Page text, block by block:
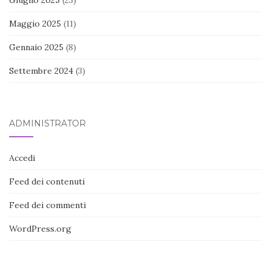
Maggio 2025 (11)
Gennaio 2025 (8)
Settembre 2024 (3)
ADMINISTRATOR
Accedi
Feed dei contenuti
Feed dei commenti
WordPress.org